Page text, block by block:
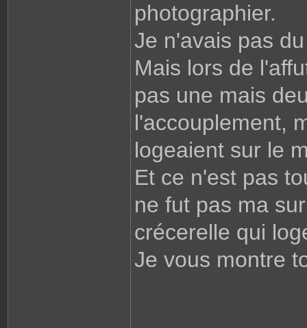
photographier.
Je n'avais pas
Mais lors de
pas une mais
l'accouplement,
logeaient sur le
Et ce n'est pas
ne fut pas ma
crécerelle qui
Je vous montre